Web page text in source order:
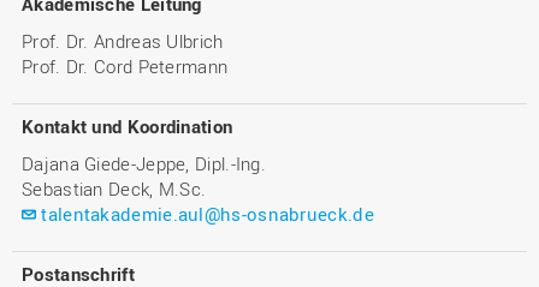
Prof. Dr. Andreas Ulbrich
Prof. Dr. Cord Petermann
Kontakt und Koordination
Dajana Giede-Jeppe, Dipl.-Ing.
Sebastian Deck, M.Sc.
talentakademie.aul@hs-osnabrueck.de
Postanschrift